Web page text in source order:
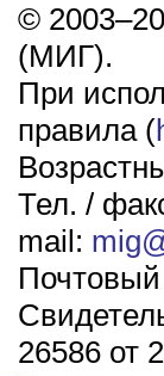
©
(МИГ).
При
правила (
Тел. /
mail:
26586 от